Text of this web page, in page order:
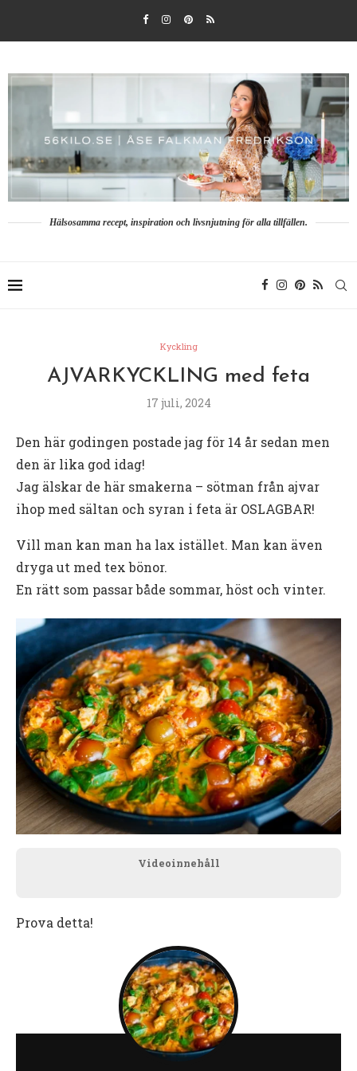
Hälsosamma recept, inspiration och livsnjutning för alla tillfällen.
Kyckling
AJVARKYCKLING med feta
17 juli, 2024
Den här godingen postade jag för 14 år sedan men
den är lika god idag!
Jag älskar de här smakerna – sötman från ajvar
ihop med sältan och syran i feta är OSLAGBAR!
Vill man kan man ha lax istället. Man kan även
dryga ut med tex bönor.
En rätt som passar både sommar, höst och vinter.
Videoinnehåll
Prova detta!